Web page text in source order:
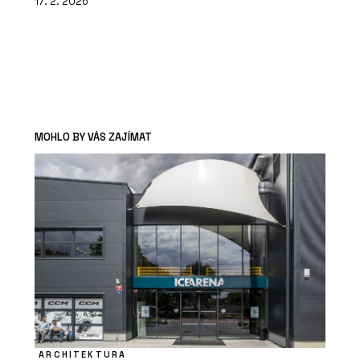
MOHLO BY VÁS ZAJÍMAT
ARCHITEKTURA